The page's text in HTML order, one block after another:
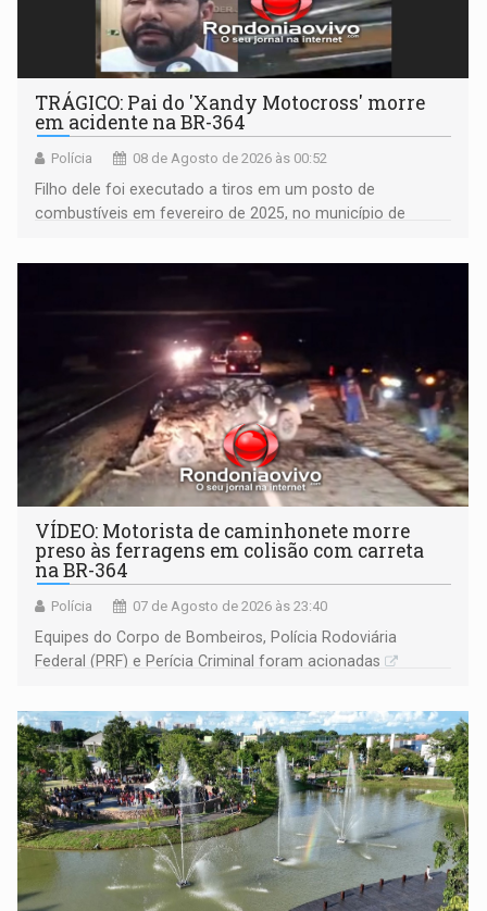
TRÁGICO: Pai do 'Xandy Motocross' morre
em acidente na BR-364
Polícia 08 de Agosto de 2026 às 00:52
Filho dele foi executado a tiros em um posto de
combustíveis em fevereiro de 2025, no município de
VÍDEO: Motorista de caminhonete morre
preso às ferragens em colisão com carreta
na BR-364
Polícia 07 de Agosto de 2026 às 23:40
Equipes do Corpo de Bombeiros, Polícia Rodoviária
Federal (PRF) e Perícia Criminal foram acionadas